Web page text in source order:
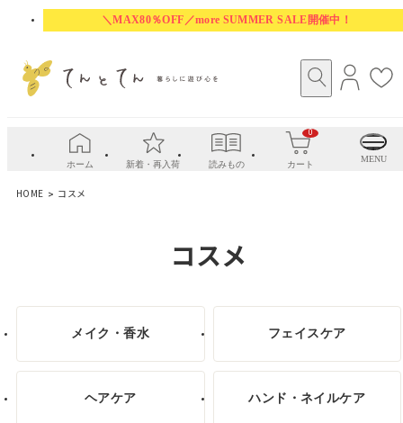
＼MAX80％OFF／more SUMMER SALE開催中！
入
り
ホーム 新着・再入荷 読みもの カート
0
MENU
HOME コスメ
コスメ
メイク・香水 フェイスケア
ヘアケア ハンド・ネイルケア